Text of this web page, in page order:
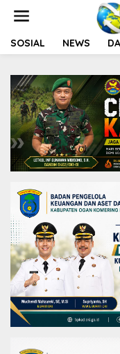
t
SOSIAL NEWS